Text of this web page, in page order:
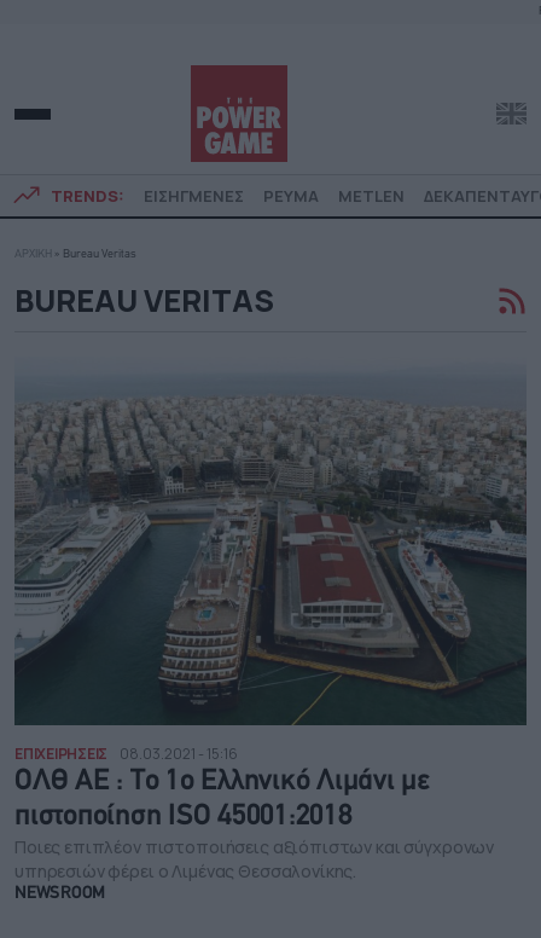
TRENDS: ΕΙΣΗΓΜΕΝΕΣ ΡΕΥΜΑ METLEN
ΑΡΧΙΚΗ » Bureau Veritas
BUREAU VERITAS
ΕΠΙΧΕΙΡΗΣΕΙΣ 08.03.2021 - 15:16
ΟΛΘ ΑΕ : Το 1ο Ελληνικό Λιμάνι με
πιστοποίηση ISO 45001:2018
Ποιες επιπλέον πιστοποιήσεις αξιόπιστων και σύγχρονων
υπηρεσιών φέρει ο Λιμένας Θεσσαλονίκης.
NEWSROOM